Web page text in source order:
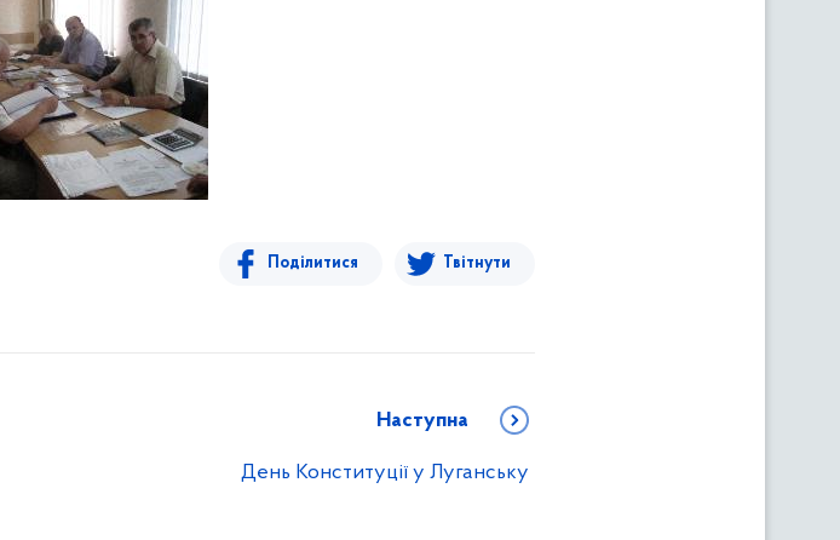
Поділитися Твітнути
Наступна
День Конституції у Луганську